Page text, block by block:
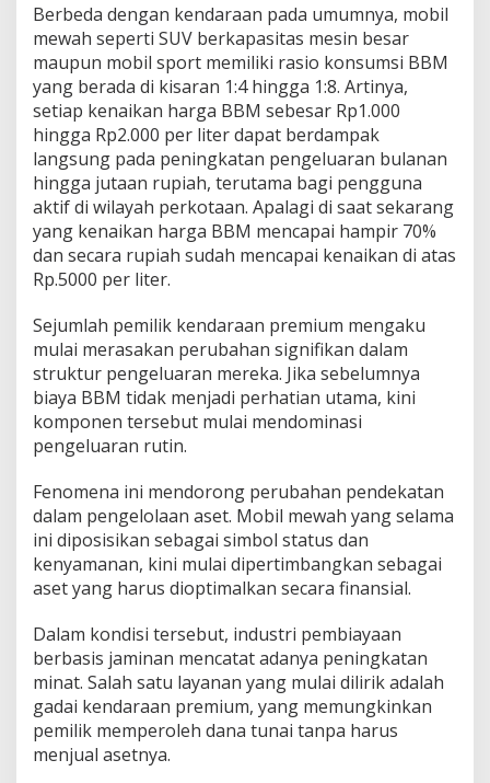
e
w
a
h
,
P
e
m
i
l
k
M
a
C
a
r
i
e
r
n
a
t
i
L
k
u
d
Berbeda dengan kendaraan pada umumnya, mobil
mewah seperti SUV berkapasitas mesin besar
maupun mobil sport memiliki rasio konsumsi BBM
yang berada di kisaran 1:4 hingga 1:8. Artinya,
setiap kenaikan harga BBM sebesar Rp1.000
hingga Rp2.000 per liter dapat berdampak
langsung pada peningkatan pengeluaran bulanan
hingga jutaan rupiah, terutama bagi pengguna
aktif di wilayah perkotaan. Apalagi di saat sekarang
yang kenaikan harga BBM mencapai hampir 70%
dan secara rupiah sudah mencapai kenaikan di atas
Rp.5000 per liter.
Sejumlah pemilik kendaraan premium mengaku
mulai merasakan perubahan signifikan dalam
struktur pengeluaran mereka. Jika sebelumnya
biaya BBM tidak menjadi perhatian utama, kini
komponen tersebut mulai mendominasi
pengeluaran rutin.
Fenomena ini mendorong perubahan pendekatan
dalam pengelolaan aset. Mobil mewah yang selama
ini diposisikan sebagai simbol status dan
kenyamanan, kini mulai dipertimbangkan sebagai
aset yang harus dioptimalkan secara finansial.
Dalam kondisi tersebut, industri pembiayaan
berbasis jaminan mencatat adanya peningkatan
minat. Salah satu layanan yang mulai dilirik adalah
gadai kendaraan premium, yang memungkinkan
pemilik memperoleh dana tunai tanpa harus
menjual asetnya.